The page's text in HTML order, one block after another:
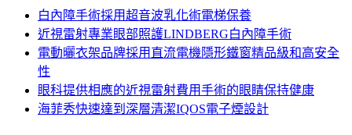
白內障手術採用超音波乳化術電梯保養
近視雷射專業眼部照護LINDBERG白內障手術
電動曬衣架品牌採用直流電機隱形鐵窗精品級和高安全
性
眼科提供相應的近視雷射費用手術的眼睛保持健康
海菲秀快速達到深層清潔IQOS電子煙設計